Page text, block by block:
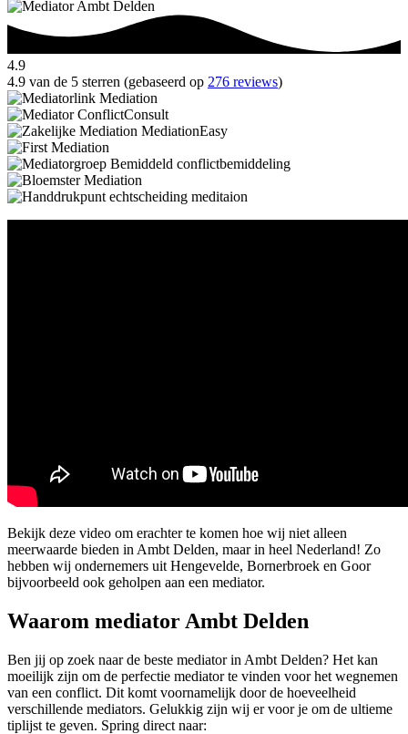
4.9
4.9 van de 5 sterren (gebaseerd op 276 reviews)
Bekijk deze video om erachter te komen hoe wij niet alleen
meerwaarde bieden in Ambt Delden, maar in heel Nederland! Zo
hebben wij ondernemers uit Hengevelde, Bornerbroek en Goor
bijvoorbeeld ook geholpen aan een mediator.
Waarom mediator Ambt Delden
Ben jij op zoek naar de beste mediator in Ambt Delden? Het kan
moeilijk zijn om de perfectie mediator te vinden voor het wegnemen
van een conflict. Dit komt voornamelijk door de hoeveelheid
verschillende mediators. Gelukkig zijn wij er voor je om de ultieme
tiplijst te geven. Spring direct naar: